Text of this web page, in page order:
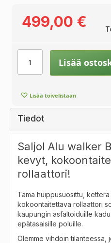
499,00 €
Lisää
Lisää toivelistaan
Tiedot
Saljol Alu walker
kevyt,
rollaattori!
Tämä huippusuosittu, ketterä
kokoontaitettava rollaattori
kaupungin asfaltoiduille
epätasaisille poluille.
Olemme vihdoin tilanteessa,